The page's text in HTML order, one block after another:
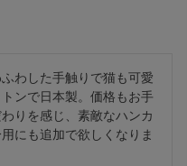
わした手触りで猫も可愛
ンで日本製。価格もお手
りを感じ、素敵なハンカ
にも追加で欲しくなりま